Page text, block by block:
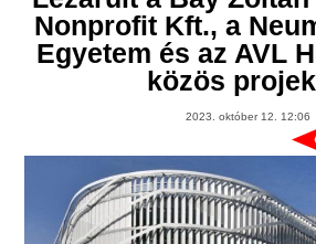
Nonprofit Kft., a
Egyetem és az AVL
közös
2023. október 12. 12:06